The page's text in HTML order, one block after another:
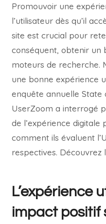
Promouvoir une
l’utilisateur dès qu’il
site est crucial pour
conséquent, obtenir un
moteurs de recherche.
une bonne expérience
enquête annuelle State
UserZoom a interrogé
de l’expérience
comment ils évaluent
respectives. Découvrez
L’expérience
impact positif